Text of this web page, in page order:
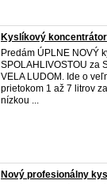
Kyslíkový koncentrátor
Predám ÚPLNE NOVÝ
SPOLAHLIVOSTOU za
VELA LUDOM. Ide o
prietokom 1 až 7 litrov
nízkou ...
Nový profesionálny